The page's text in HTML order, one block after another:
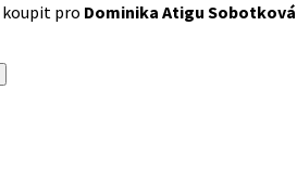
koupit pro Dominika Atigu Sobotková